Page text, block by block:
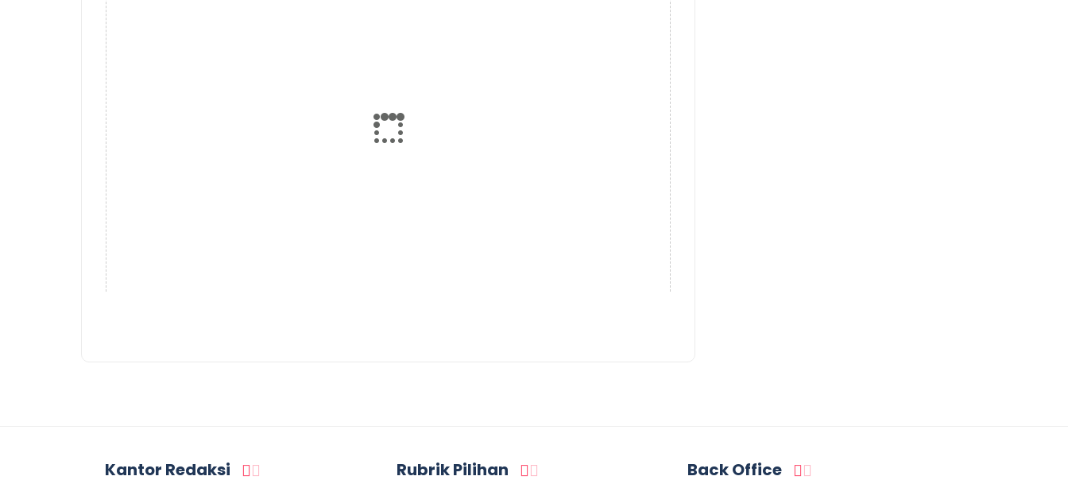
Kantor Redaksi Rubrik Pilihan Back Office